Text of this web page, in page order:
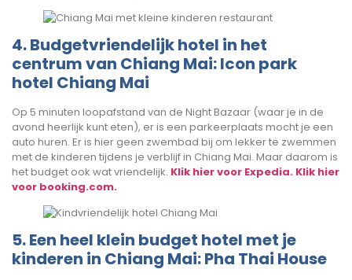
4. Budgetvriendelijk hotel in het
centrum van Chiang Mai: Icon park
hotel Chiang Mai
Op 5 minuten loopafstand van de Night Bazaar (waar je in de
avond heerlijk kunt eten), er is een parkeerplaats mocht je een
auto huren. Er is hier geen zwembad bij om lekker te zwemmen
met de kinderen tijdens je verblijf in Chiang Mai. Maar daarom is
het budget ook wat vriendelijk. Klik hier voor Expedia. Klik hier
voor booking.com.
5. Een heel klein budget hotel met je
kinderen in Chiang Mai: Pha Thai House